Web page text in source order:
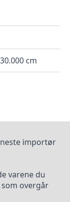
cm
importør
varene du
overgår